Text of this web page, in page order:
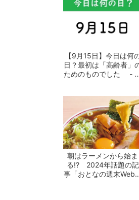
【9月15日】今日は何
日？最初は「高齢者」
ためのものでした -
朝はラーメンから始ま
る!? 2024年話題の記
事「おとなの週末Web